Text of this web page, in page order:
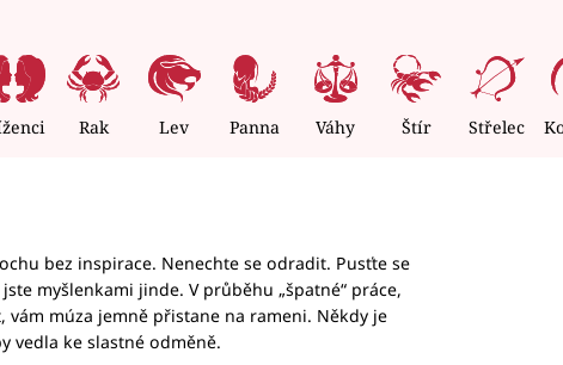
Rak Lev Panna Váhy Štír Střelec
bez inspirace. Nenechte se odradit. Pusťte se
myšlenkami jinde. V průběhu „špatné“ práce,
múza jemně přistane na rameni. Někdy je
vedla ke slastné odměně.